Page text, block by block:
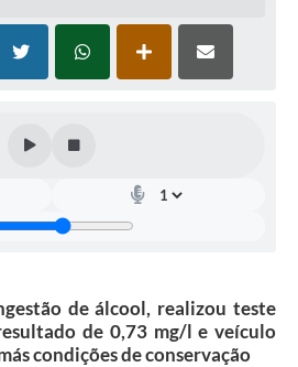
Públicos Municipais de
de álcool, realizou teste
de 0,73 mg/l e veículo
condições de conservação